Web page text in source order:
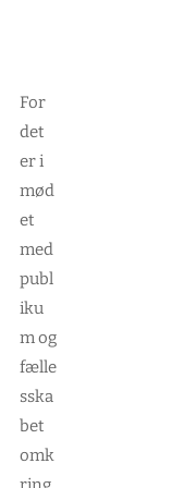
For
det
er i
mød
et
med
publ
iku
m og
fælle
sska
bet
omk